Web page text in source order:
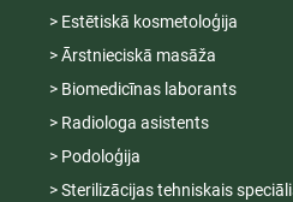
> Estētiskā kosmetoloģija
> Ārstnieciskā masāža
> Biomedicīnas laborants
> Radiologa asistents
> Podoloģija
> Sterilizācijas tehniskais